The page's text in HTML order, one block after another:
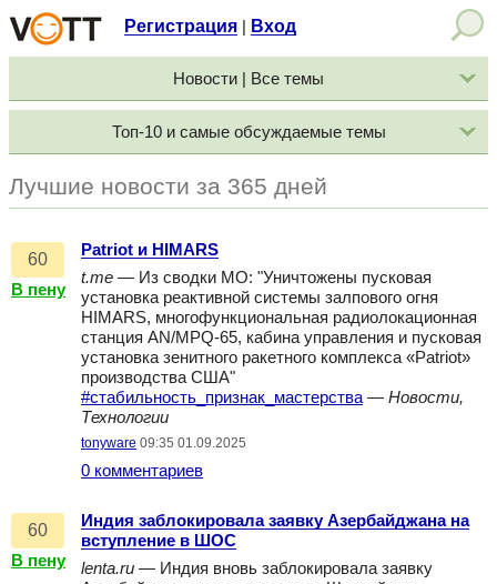
Регистрация Вход
Новости | Все темы
Топ-10 и самые обсуждаемые темы
Лучшие новости за 365 дней
60
В пену
Patriot и HIMARS
t.me — Из сводки МО: "Уничтожены пусковая
установка реактивной системы залпового огня
HIMARS, многофункциональная радиолокационная
станция AN/MPQ-65, кабина управления и пусковая
установка зенитного ракетного комплекса «Patriot»
производства США"
#стабильность_признак_мастерства — Новости,
Технологии
tonyware 09:35 01.09.2025
0 комментариев
60
В пену
Индия заблокировала заявку Азербайджана на
вступление в ШОС
lenta.ru — Индия вновь заблокировала заявку